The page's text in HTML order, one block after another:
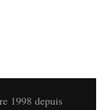
1998 depuis